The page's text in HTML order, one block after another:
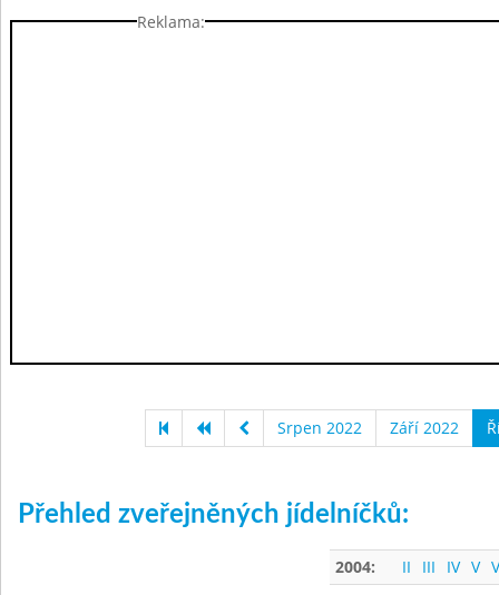
Reklama:
Srpen 2022 Září 2022
Přehled zveřejněných jídelníčků:
2004: II III IV V